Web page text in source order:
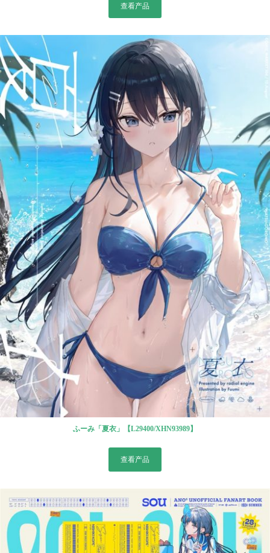
查看产品
ふーみ「夏衣」【L29400/XHN93989】
查看产品